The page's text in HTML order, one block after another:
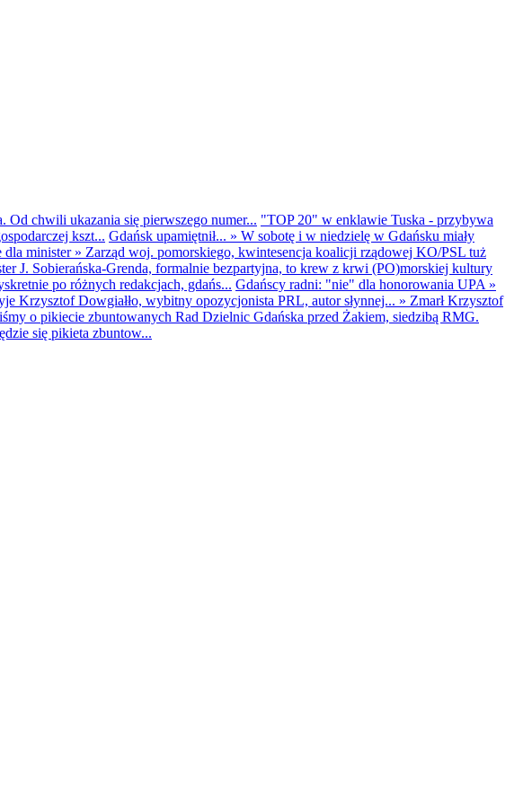
chwili ukazania się pierwszego numer... "TOP 20" w enklawie Tuska - przybywa
kszt... Gdańsk upamiętnił... » W sobotę i w niedzielę w Gdańsku miały
minister» Zarząd woj. pomorskiego, kwintesencja koalicji rządowej KO/PSL tuż
J. Sobierańska-Grenda, formalnie bezpartyjna, to krew z krwi (PO)morskiej kultury
po różnych redakcjach, gdańs... Gdańscy radni: "nie" dla honorowania UPA »
Krzysztof Dowgiałło, wybitny opozycjonista PRL, autor słynnej... » Zmarł Krzysztof
o pikiecie zbuntowanych Rad Dzielnic Gdańska przed Żakiem, siedzibą RMG.
się pikieta zbuntow...